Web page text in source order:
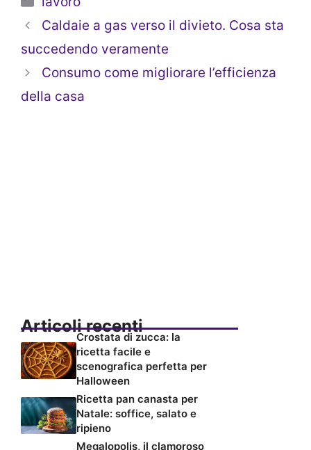
Caldaie a gas verso il divieto. Cosa sta
succedendo veramente
Consumo come migliorare l’efficienza
della casa
Articoli recenti
Crostata di zucca: la
ricetta facile e
scenografica perfetta per
Halloween
Ricetta pan canasta per
Natale: soffice, salato e
ripieno
Megalopolis, il clamoroso